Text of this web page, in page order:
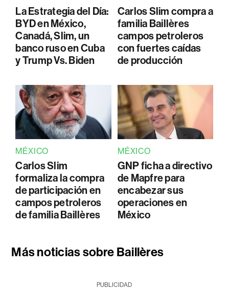
La Estrategia del Día:
BYD en México,
Canadá, Slim, un
banco ruso en Cuba
y Trump Vs. Biden
Carlos Slim compra a
familia Baillères
campos petroleros
con fuertes caídas
de producción
MÉXICO
Carlos Slim
formaliza la compra
de participación en
campos petroleros
de familia Baillères
MÉXICO
GNP ficha a directivo
de Mapfre para
encabezar sus
operaciones en
México
Más noticias sobre Baillères
PUBLICIDAD